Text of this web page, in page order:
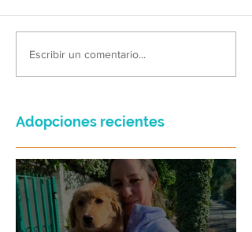
Escribir un comentario...
Adopciones recientes